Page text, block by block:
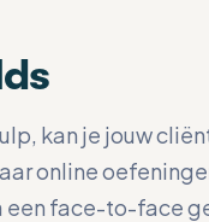
kan je jouw
online
een face-to-face